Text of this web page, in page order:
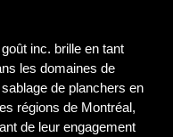
inc. brille en tant
les domaines de
de planchers en
régions de Montréal,
de leur engagement